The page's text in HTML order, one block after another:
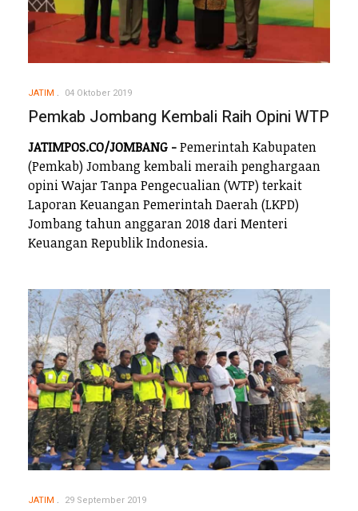
JATIM 04 Oktober 2019
Pemkab Jombang Kembali Raih Opini WTP
JATIMPOS.CO/JOMBANG -Pemerintah Kabupaten
(Pemkab) Jombang kembali meraih penghargaan
opini Wajar Tanpa Pengecualian (WTP) terkait
Laporan Keuangan Pemerintah Daerah (LKPD)
Jombang tahun anggaran 2018 dari Menteri
Keuangan Republik Indonesia.
JATIM 29 September 2019